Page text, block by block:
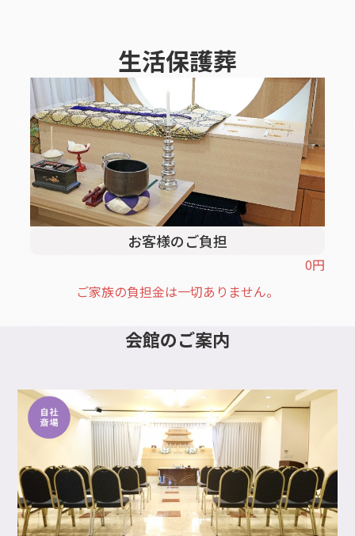
生活保護葬
お客様のご負担
0円
ご家族の負担金は一切ありません。
会館のご案内